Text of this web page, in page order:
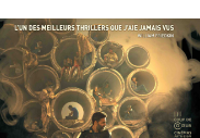
publication :